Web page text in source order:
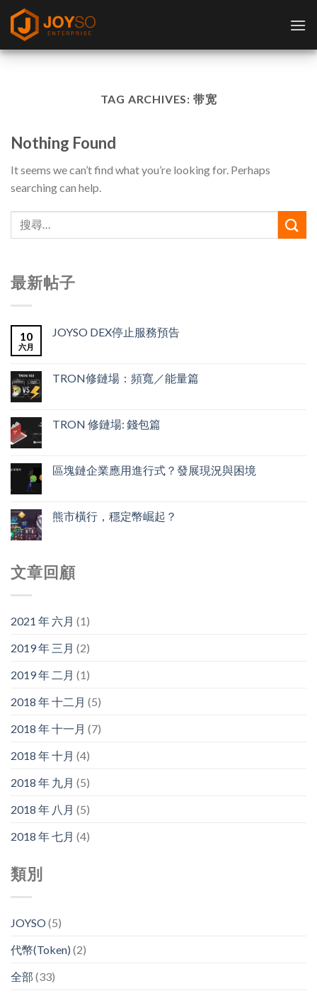
Skip
content
TAG ARCHIVES: 带宽
Nothing Found
It seems we can’t find what you’re looking for. Perhaps
searching can help.
最新帖子
10
六月
JOYSO DEX停止服務預告
TRON修鏈場：頻寬／能量篇
TRON 修鏈場: 錢包篇
區塊鏈企業應用進行式？發展現況與困境
熊市橫行，穩定幣崛起？
文章回顧
2021 年 六月 (1)
2019 年 三月 (2)
2019 年 二月 (1)
2018 年 十二月 (5)
2018 年 十一月 (7)
2018 年 十月 (4)
2018 年 九月 (5)
2018 年 八月 (5)
2018 年 七月 (4)
類別
JOYSO(5)
代幣(Token) (2)
全部 (33)